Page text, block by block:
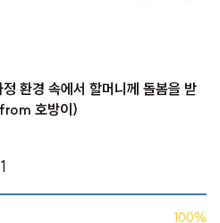
환경 속에서 할머니께 돌봄을 받
호방이)
100%